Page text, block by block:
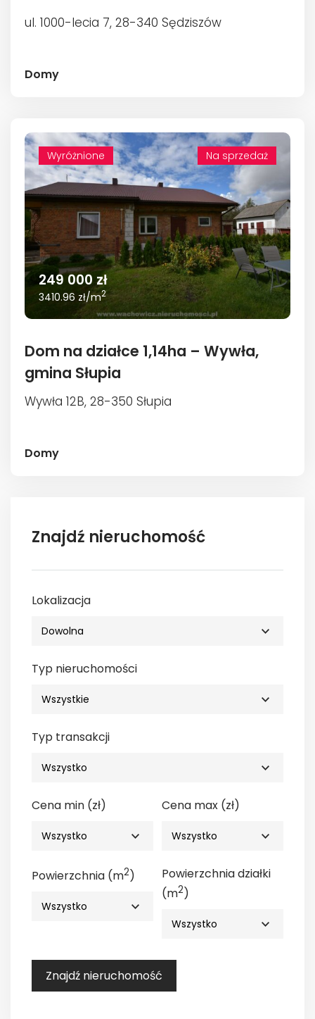
ul. 1000-lecia 7, 28-340 Sędziszów
Domy
Wyróżnione
Wyróżnione Na sprzedaż
249 000 zł
3410.96 zł/m2
Dom na działce 1,14ha – Wywła,
gmina Słupia
Wywła 12B, 28-350 Słupia
Domy
Znajdź nieruchomość
Lokalizacja
Typ nieruchomości
Typ transakcji
Cena min (zł) Cena max (zł)
Powierzchnia (m2)
Powierzchnia działki
(m2)